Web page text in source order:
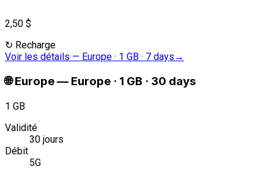
2,50 $
↻ Recharge
Voir les détails — Europe · 1 GB · 7 days →
🌐 Europe— Europe · 1 GB · 30 days
1 GB
Validité
30 jours
Débit
5G